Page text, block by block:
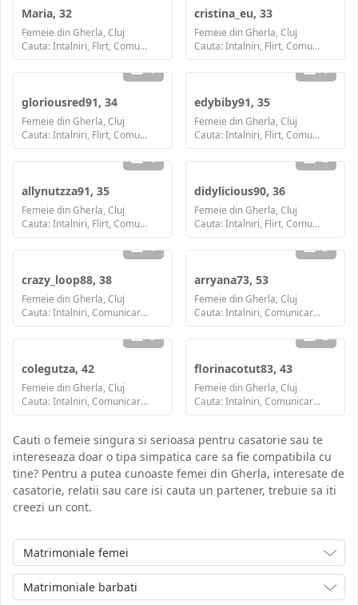
Maria, 32
Femeie din Gherla, Cluj
Cauta: Intalniri, Flirt, Comunicare / chat, Prietenie, Casatorie
cristina_eu, 33
Femeie din Gherla, Cluj
Cauta: Intalniri, Flirt, Comunicare / chat, Prietenie, Casatorie
1
gloriousred91, 34
Femeie din Gherla, Cluj
Cauta: Intalniri, Flirt, Comunicare / chat, Prietenie, Casatorie
1
edybiby91, 35
Femeie din Gherla, Cluj
Cauta: Intalniri, Flirt, Comunicare / chat, Prietenie, Casatorie
1
allynutzza91, 35
Femeie din Gherla, Cluj
Cauta: Intalniri, Flirt, Comunicare / chat, Prietenie, Casatorie
2
didylicious90, 36
Femeie din Gherla, Cluj
Cauta: Intalniri, Flirt, Comunicare / chat, Prietenie, Casatorie
1
crazy_loop88, 38
Femeie din Gherla, Cluj
Cauta: Intalniri, Comunicare / chat, Prietenie, Casatorie
3
arryana73, 53
Femeie din Gherla, Cluj
Cauta: Intalniri, Comunicare / chat, Prietenie
3
colegutza, 42
Femeie din Gherla, Cluj
Cauta: Intalniri, Comunicare / chat, Prietenie, Casatorie
2
florinacotut83, 43
Femeie din Gherla, Cluj
Cauta: Intalniri, Comunicare / chat, Prietenie, Casatorie
Cauti o femeie singura si serioasa pentru casatorie sau te
intereseaza doar o tipa simpatica care sa fie compatibila cu
tine? Pentru a putea cunoaste femei din Gherla, interesate de
casatorie, relatii sau care isi cauta un partener, trebuie sa iti
creezi un cont.
Matrimoniale femei
Matrimoniale barbati